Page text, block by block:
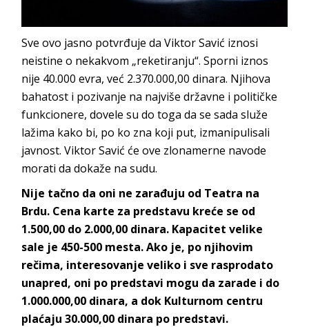
Sve ovo jasno potvrđuje da Viktor Savić iznosi
neistine o nekakvom „reketiranju“. Sporni iznos
nije 40.000 evra, već 2.370.000,00 dinara. Njihova
bahatost i pozivanje na najviše državne i političke
funkcionere, dovele su do toga da se sada služe
lažima kako bi, po ko zna koji put, izmanipulisali
javnost. Viktor Savić će ove zlonamerne navode
morati da dokaže na sudu.
Nije tačno da oni ne zarađuju od Teatra na
Brdu. Cena karte za predstavu kreće se od
1.500,00 do 2.000,00 dinara. Kapacitet velike
sale je 450-500 mesta. Ako je, po njihovim
rečima, interesovanje veliko i sve rasprodato
unapred, oni po predstavi mogu da zarade i do
1.000.000,00 dinara, a dok Kulturnom centru
plaćaju 30.000,00 dinara po predstavi.